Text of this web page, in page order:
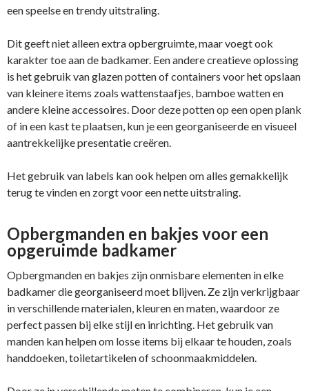
een speelse en trendy uitstraling.
Dit geeft niet alleen extra opbergruimte, maar voegt ook
karakter toe aan de badkamer. Een andere creatieve oplossing
is het gebruik van glazen potten of containers voor het opslaan
van kleinere items zoals wattenstaafjes, bamboe watten en
andere kleine accessoires. Door deze potten op een open plank
of in een kast te plaatsen, kun je een georganiseerde en visueel
aantrekkelijke presentatie creëren.
Het gebruik van labels kan ook helpen om alles gemakkelijk
terug te vinden en zorgt voor een nette uitstraling.
Opbergmanden en bakjes voor een
opgeruimde badkamer
Opbergmanden en bakjes zijn onmisbare elementen in elke
badkamer die georganiseerd moet blijven. Ze zijn verkrijgbaar
in verschillende materialen, kleuren en maten, waardoor ze
perfect passen bij elke stijl en inrichting. Het gebruik van
manden kan helpen om losse items bij elkaar te houden, zoals
handdoeken, toiletartikelen of schoonmaakmiddelen.